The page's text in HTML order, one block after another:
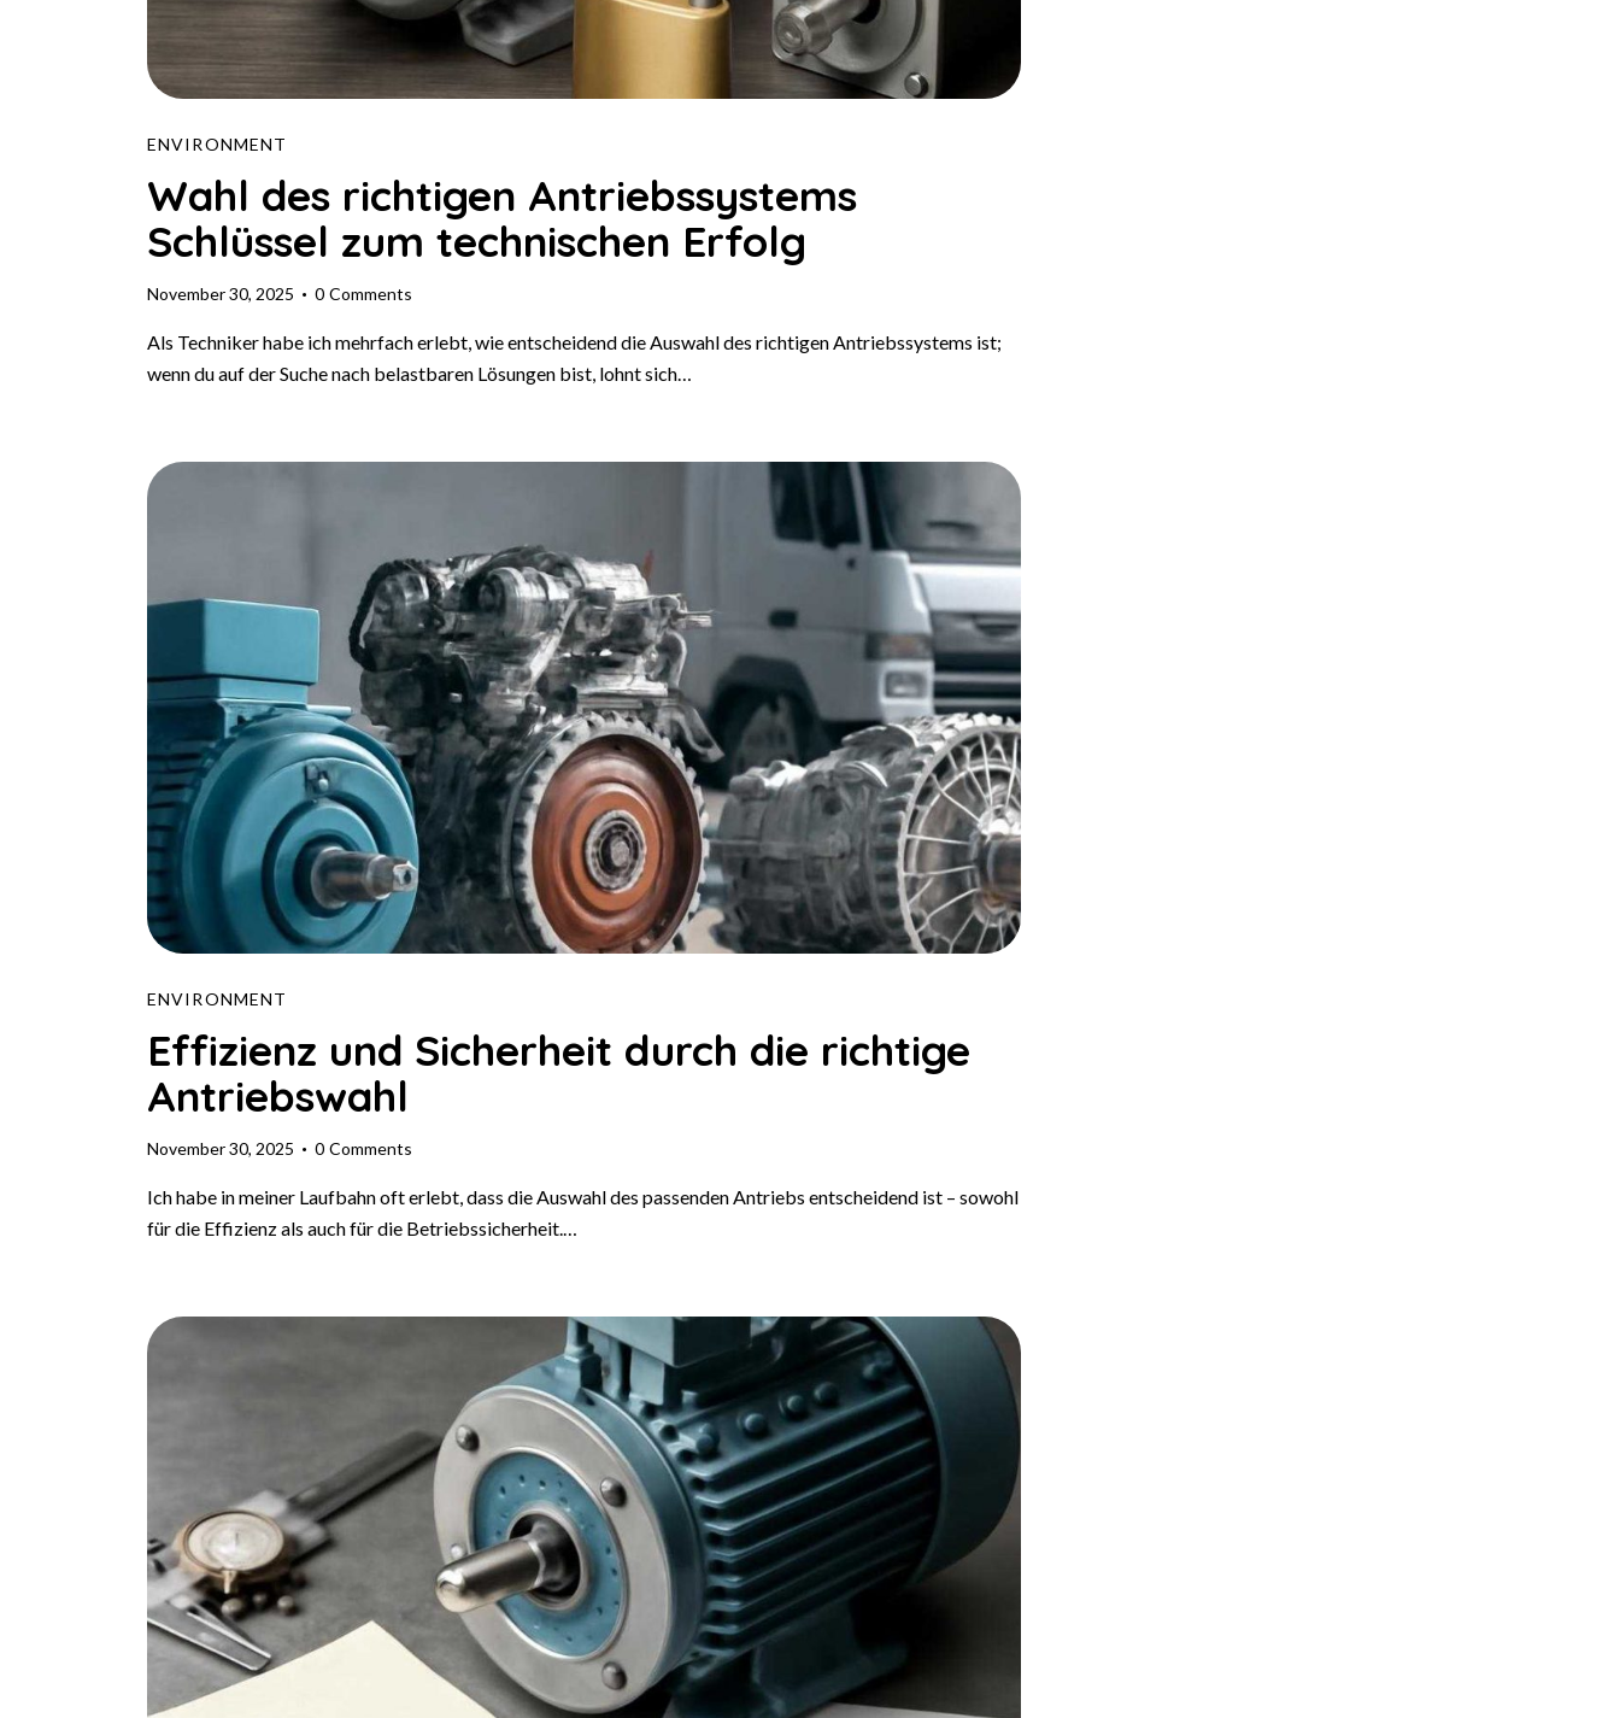
ENVIRONMENT
Wahl des richtigen Antriebssystems
Schlüssel zum technischen Erfolg
November 30, 2025 0 Comments
Als Techniker habe ich mehrfach erlebt, wie entscheidend die Auswahl des richtigen Antriebssystems ist;
wenn du auf der Suche nach belastbaren Lösungen bist, lohnt sich…
ENVIRONMENT
Effizienz und Sicherheit durch die richtige
Antriebswahl
November 30, 2025 0 Comments
Ich habe in meiner Laufbahn oft erlebt, dass die Auswahl des passenden Antriebs entscheidend ist – sowohl
für die Effizienz als auch für die Betriebssicherheit.…